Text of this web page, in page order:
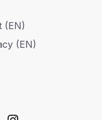
(EN)
(EN)